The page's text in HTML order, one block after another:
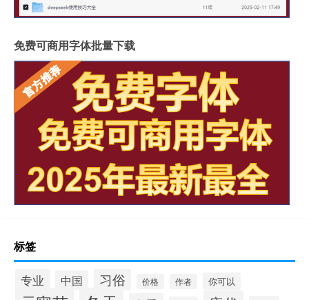
免费可商用字体批量下载
标签
专业 中国 习俗 价格 作者 你可以